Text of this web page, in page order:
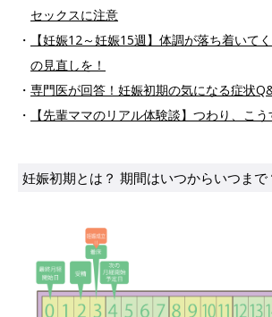
セックスに注意
・
【妊娠12～妊娠15週】体調が落ち着いて
の見直しを！
・ 専門医が回答！妊娠初期の気になる症状
・
【先輩ママのリアル体験談】つわり、こ
妊娠初期とは？ 期間はいつからいつまで